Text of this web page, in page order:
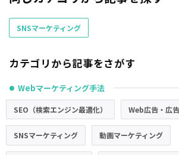
SNSマーケティング
カテゴリから記事をさがす
● Webマーケティング手法
SEO（検索エンジン最適化） Web広告・広
SNSマーケティング 動画マーケティング